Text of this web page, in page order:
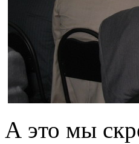
А это мы